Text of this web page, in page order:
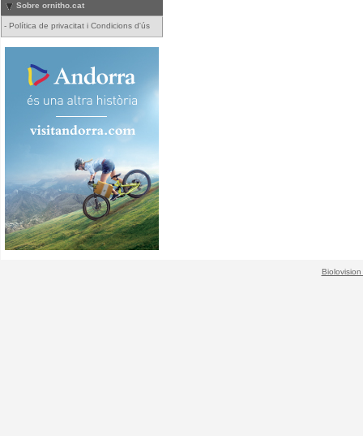
Sobre ornitho.cat
- Política de privacitat i Condicions d'ús
Biolovision